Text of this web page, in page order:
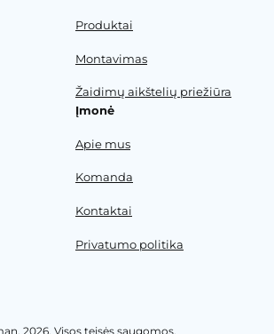
Produktai
Montavimas
Žaidimų aikštelių priežiūra
Įmonė
Apie mus
Komanda
Kontaktai
Privatumo politika
2026. Visos teisės saugomos.